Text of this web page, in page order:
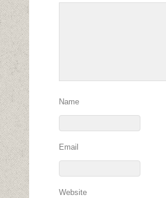
Name
Email
Website